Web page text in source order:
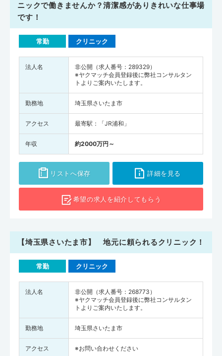
ニックで働きませんか？清潔感がありきれいな仕事場
です！
常勤 クリニック
法人名
非公開（求人番号：289329）
※ヤクマッチ会員登録後に弊社コンサルタン
トよりご案内いたします。
勤務地 埼玉県さいたま市
アクセス 最寄駅：「JR浦和」
年収 約2000万円～
リストへ保存 詳細を見る
希望の求人を紹介してもらう
【埼玉県さいたま市】 地元に頼られるクリニック！
常勤 クリニック
法人名
非公開（求人番号：268773）
※ヤクマッチ会員登録後に弊社コンサルタン
トよりご案内いたします。
勤務地 埼玉県さいたま市
アクセス ※お問い合わせください